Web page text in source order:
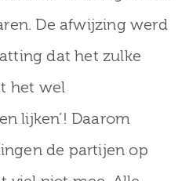
De afwijzing werd
dat het zulke
het wel
lijken’! Daarom
de partijen op